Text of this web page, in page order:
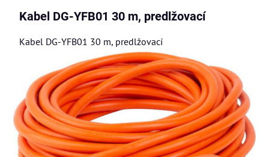
Kabel DG-YFB01 30 m, predlžovací
Kabel DG-YFB01 30 m, predlžovací